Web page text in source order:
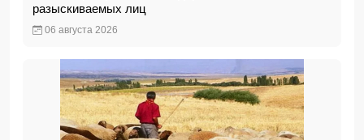
разыскиваемых лиц
06 августа 2026